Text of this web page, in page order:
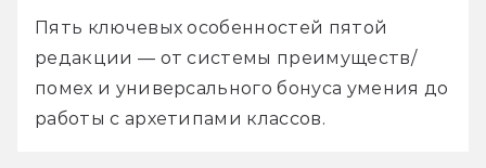
Пять ключевых особенностей пятой
редакции — от системы преимуществ/
помех и универсального бонуса умения до
работы с архетипами классов.